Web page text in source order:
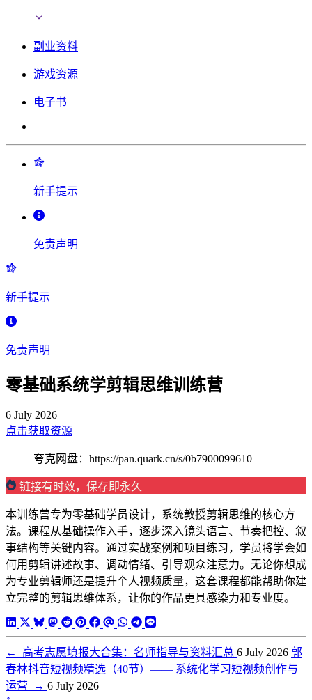
副业资料
游戏资源
电子书
新手提示
免责声明
新手提示
免责声明
零基础系统学剪辑思维训练营
6 July 2026
点击获取资源
夸克网盘：https://pan.quark.cn/s/0b7900099610
链接有时效，保存即永久
本训练营专为零基础学员设计，系统教授剪辑思维的核心方
法。课程从基础操作入手，逐步深入镜头语言、节奏把控、叙
事结构等关键内容。通过实战案例和项目练习，学员将学会如
何用剪辑讲述故事、调动情绪、引导观众注意力。无论你想成
为专业剪辑师还是提升个人视频质量，这套课程都能帮助你建
立完整的剪辑思维体系，让你的作品更具感染力和专业度。
← 高考志愿填报大合集：名师指导与资料汇总 6 July 2026 郭
春林抖音短视频精选（40节）—— 系统化学习短视频创作与
运营
→ 6 July 2026